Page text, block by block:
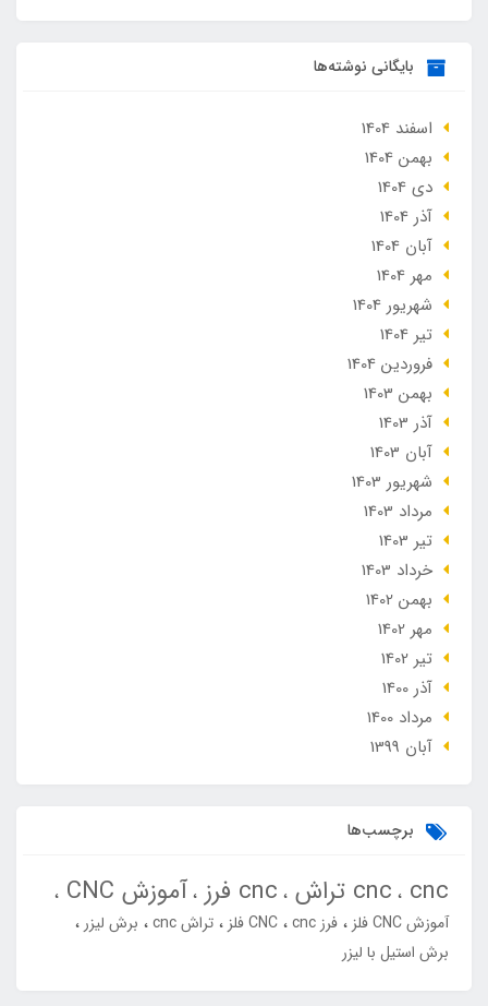
بایگانی نوشته‌ها
اسفند 1404
بهمن 1404
دی 1404
آذر 1404
آبان 1404
مهر 1404
شهریور 1404
تير 1404
فروردین 1404
بهمن 1403
آذر 1403
آبان 1403
شهریور 1403
مرداد 1403
تير 1403
خرداد 1403
بهمن 1402
مهر 1402
تير 1402
آذر 1400
مرداد 1400
آبان 1399
برچسب‌ها
cnc cnc تراش cnc فرز آموزش CNC
آموزش CNC فلز فرز cnc CNC فلز تراش cnc
برش لیزر
برش استیل با لیزر